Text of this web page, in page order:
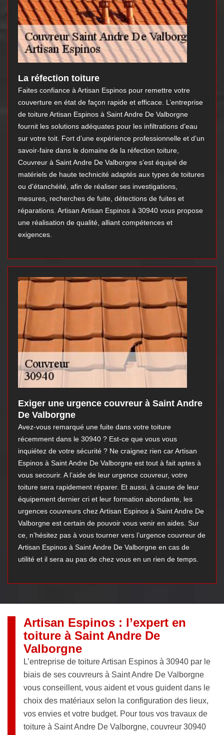
La réfection toiture
Faites confiance à Artisan Espinos pour remettre votre
couverture en état de façon rapide et efficace. L’entreprise
de toiture Artisan Espinos à Saint Andre De Valborgne
fournit les solutions adéquates pour les infiltrations d’eau
sur votre toit. Fort d’une expérience professionnelle et d’un
savoir-faire dans le domaine de la réfection toiture,
Couvreur à Saint Andre De Valborgne s’est équipé de
matériels de haute technicité adaptés aux types de toitures
ou d'étanchéité, afin de réaliser ses investigations,
mesures, recherches de fuite, détections de fuites et
réparations. Artisan Artisan Espinos à 30940 vous propose
une réalisation de qualité, alliant compétences et
exigences.
Exiger une urgence couvreur à Saint Andre
De Valborgne
Avez-vous remarqué une fuite dans votre toiture
récemment dans le 30940 ? Est-ce que vous vous
inquiétez de votre sécurité ? Ne craignez rien car Artisan
Espinos à Saint Andre De Valborgne est tout à fait aptes à
vous secourir. A l’aide de leur urgence couvreur, votre
toiture sera rapidement réparer. Et aussi, à cause de leur
équipement dernier cri et leur formation abondante, les
urgences couvreurs chez Artisan Espinos à Saint Andre De
Valborgne est certain de pouvoir vous venir en aides. Sur
ce, n’hésitez pas à vous tourner vers l’urgence couvreur de
Artisan Espinos à Saint Andre De Valborgne en cas de
utilité et il sera au pas de chez vous en un rien de temps.
Artisan Espinos : l’expert en
toiture à Saint Andre De
Valborgne
L’entreprise de toiture Artisan Espinos à 30940 par le
biais de ses couvreurs à Saint Andre De Valborgne
vous conseillent, vous aident et vous guident dans le
choix des matériaux selon la configuration des lieux,
vos envies et votre budget. Pour tous vos travaux de
toiture à Saint Andre De Valborgne, couvreur 30940